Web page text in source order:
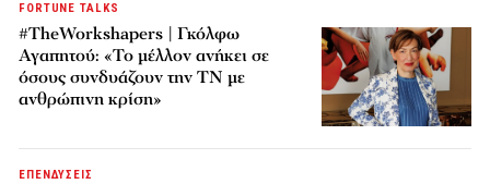
FORTUNE TALKS
#TheWorkshapers | Γκόλφω
Αγαπητού: «Το μέλλον ανήκει σε
όσους συνδυάζουν την ΤΝ με
ανθρώπινη κρίση»
ΕΠΕΝΔΥΣΕΙΣ